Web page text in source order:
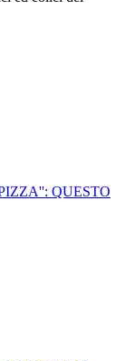
QUESTO